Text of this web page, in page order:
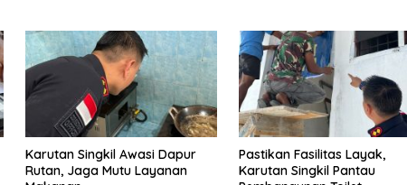
Karutan Singkil Awasi Dapur
Rutan, Jaga Mutu Layanan
Pastikan Fasilitas Layak,
Karutan Singkil Pantau